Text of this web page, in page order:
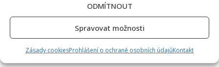
ODMÍTNOUT
Spravovat možnosti
Zásady cookiesProhlášení o ochraně osobních údajůKontakt